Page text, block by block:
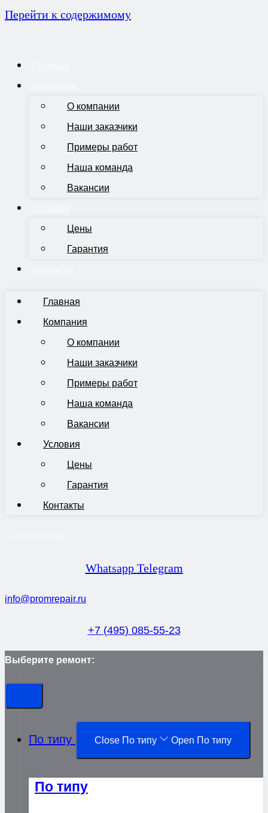
Перейти к содержимому
О компании
Наши заказчики
Примеры работ
Наша команда
Вакансии
Цены
Гарантия
Главная
Компания
О компании
Наши заказчики
Примеры работ
Наша команда
Вакансии
Условия
Цены
Гарантия
Контакты
Whatsapp Telegram
info@promrepair.ru
+7 (495) 085-55-23
Выберите ремонт:
По типу Close По типу Open По типу
По типу